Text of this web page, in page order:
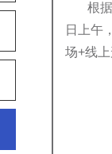
根
日上午
场+线